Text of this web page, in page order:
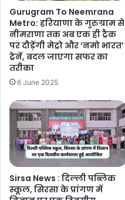
Gurugram To Neemrana
Metro: हरियाणा के गुरुग्राम से
नीमराणा तक अब एक ही ट्रैक
पर दौड़ेंगी मेट्रो और ‘नमो भारत’
ट्रेनें, बदल जाएगा सफर का
तरीका
6 June 2025
Sirsa News : दिल्ली पब्लिक
स्कूल, सिरसा के प्रांगण में